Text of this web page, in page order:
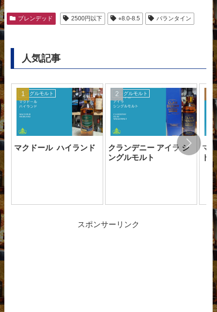
ブレンデッド 2500円以下 ⭐︎8.0-8.5 バランタイン
人気記事
シングルモルト
マクドール ハイランド
シングルモルト
クランデニー アイラ シ
ングルモルト
シ
マ
ド
スポンサーリンク